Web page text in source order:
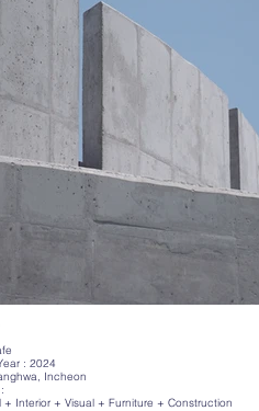
: 2024
Incheon
+ Interior + Visual + Furniture + Construction